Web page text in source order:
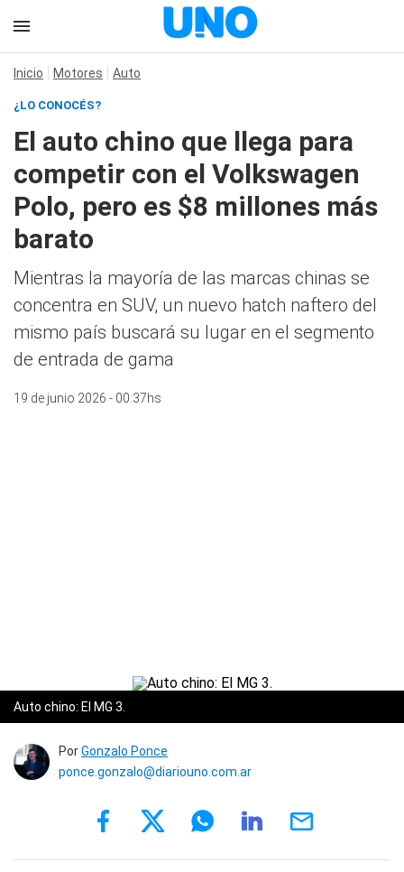
Inicio Motores Auto
¿LO CONOCÉS?
El auto chino que llega para
competir con el Volkswagen
Polo, pero es $8 millones más
barato
Mientras la mayoría de las marcas chinas se
concentra en SUV, un nuevo hatch naftero del
mismo país buscará su lugar en el segmento
de entrada de gama
19 de junio 2026 - 00:37hs
Auto chino: El MG 3.
PorGonzalo Ponce
ponce.gonzalo@diariouno.com.ar